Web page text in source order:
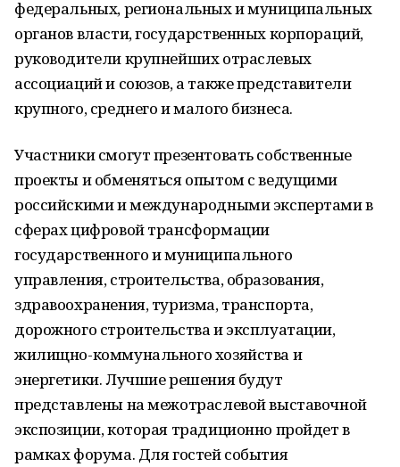
федеральных, региональных и муниципальных
органов власти, государственных корпораций,
руководители крупнейших отраслевых
ассоциаций и союзов, а также представители
крупного, среднего и малого бизнеса.
Участники смогут презентовать собственные
проекты и обменяться опытом с ведущими
российскими и международными экспертами в
сферах цифровой трансформации
государственного и муниципального
управления, строительства, образования,
здравоохранения, туризма, транспорта,
дорожного строительства и эксплуатации,
жилищно-коммунального хозяйства и
энергетики. Лучшие решения будут
представлены на межотраслевой выставочной
экспозиции, которая традиционно пройдет в
рамках форума. Для гостей события